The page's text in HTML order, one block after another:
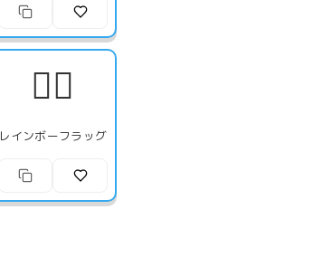
🏳️‍🌈
レインボーフラッグ